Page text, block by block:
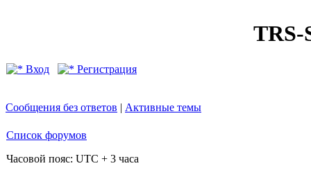
TRS-
Вход Регистрация
Сообщения без ответов | Активные темы
Список форумов
Часовой пояс: UTC + 3 часа